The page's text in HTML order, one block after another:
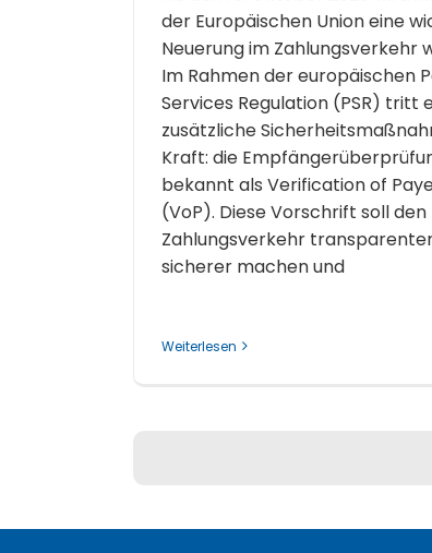
der Europäischen Union eine
Neuerung im Zahlungsverkehr
Im Rahmen der europäischen
Services Regulation (PSR) tritt
zusätzliche
Kraft: die
bekannt als Verification of
(VoP). Diese Vorschrift soll den
Zahlungsverkehr
sicherer machen und
Weiterlesen